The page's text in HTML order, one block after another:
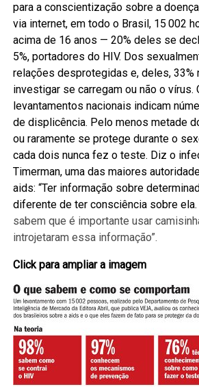
para a conscientização sobre a
via internet, em todo o Brasil, 15 002
acima de 16 anos — 20% deles se
5%, portadores do HIV. Dos
relações desprotegidas e, deles, 33%
investigar se carregam ou não o vírus.
levantamentos nacionais indicam
de displicência. Pelo menos metade
ou raramente se protege durante o
cada dois nunca fez o teste. Diz o
Timerman, uma das maiores
aids: “Ter informação sobre
diferente de ter consciência sobre
sabem que é importante usar
introjetaram essa informação”.
Click para ampliar a imagem